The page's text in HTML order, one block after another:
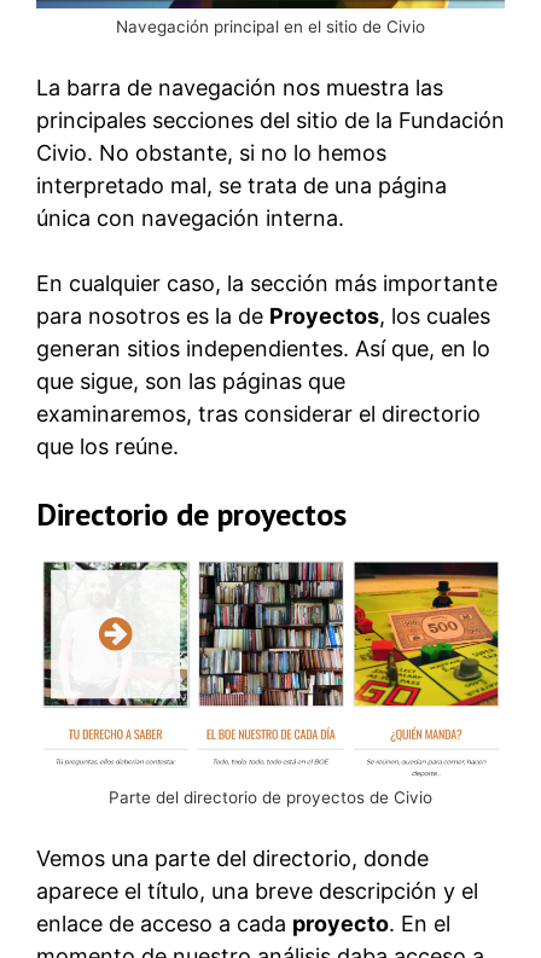
Navegación principal en el sitio de Civio
La barra de navegación nos muestra las
principales secciones del sitio de la Fundación
Civio. No obstante, si no lo hemos
interpretado mal, se trata de una página
única con navegación interna.
En cualquier caso, la sección más importante
para nosotros es la de Proyectos, los cuales
generan sitios independientes. Así que, en lo
que sigue, son las páginas que
examinaremos, tras considerar el directorio
que los reúne.
Directorio de proyectos
Parte del directorio de proyectos de Civio
Vemos una parte del directorio, donde
aparece el título, una breve descripción y el
enlace de acceso a cada proyecto. En el